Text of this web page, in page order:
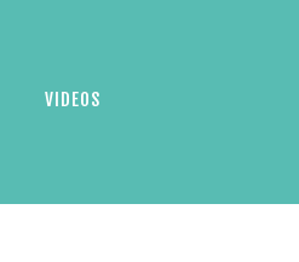
VIDEOS